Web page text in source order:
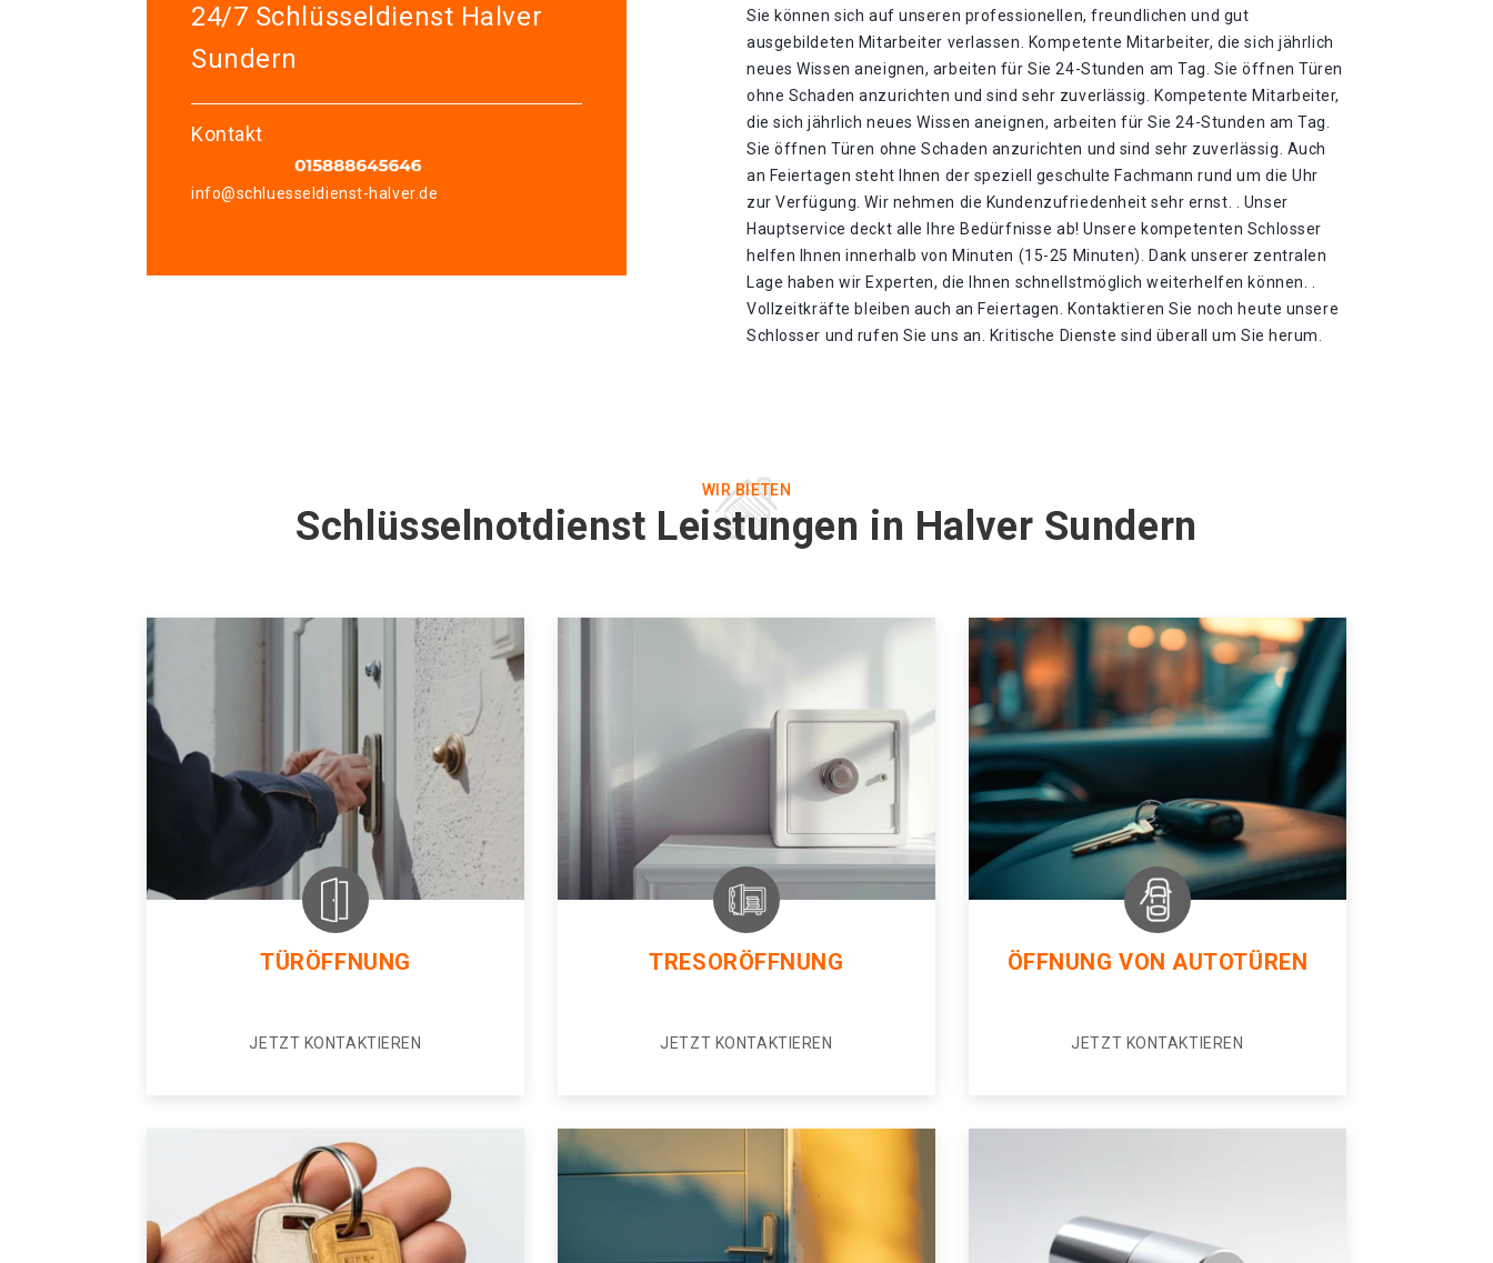
24/7 Schlüsseldienst Halver
Sundern
Kontakt
info@schluesseldienst-halver.de
Sie können sich auf unseren professionellen, freundlichen und gut
ausgebildeten Mitarbeiter verlassen. Kompetente Mitarbeiter, die sich jährlich
neues Wissen aneignen, arbeiten für Sie 24-Stunden am Tag. Sie öffnen Türen
ohne Schaden anzurichten und sind sehr zuverlässig. Kompetente Mitarbeiter,
die sich jährlich neues Wissen aneignen, arbeiten für Sie 24-Stunden am Tag.
Sie öffnen Türen ohne Schaden anzurichten und sind sehr zuverlässig. Auch
an Feiertagen steht Ihnen der speziell geschulte Fachmann rund um die Uhr
zur Verfügung. Wir nehmen die Kundenzufriedenheit sehr ernst. . Unser
Hauptservice deckt alle Ihre Bedürfnisse ab! Unsere kompetenten Schlosser
helfen Ihnen innerhalb von Minuten (15-25 Minuten). Dank unserer zentralen
Lage haben wir Experten, die Ihnen schnellstmöglich weiterhelfen können. .
Vollzeitkräfte bleiben auch an Feiertagen. Kontaktieren Sie noch heute unsere
Schlosser und rufen Sie uns an. Kritische Dienste sind überall um Sie herum.
WIR BIETEN
Schlüsselnotdienst Leistungen in Halver Sundern
TÜRÖFFNUNG
JETZT KONTAKTIEREN
TRESORÖFFNUNG
JETZT KONTAKTIEREN
ÖFFNUNG VON AUTOTÜREN
JETZT KONTAKTIEREN